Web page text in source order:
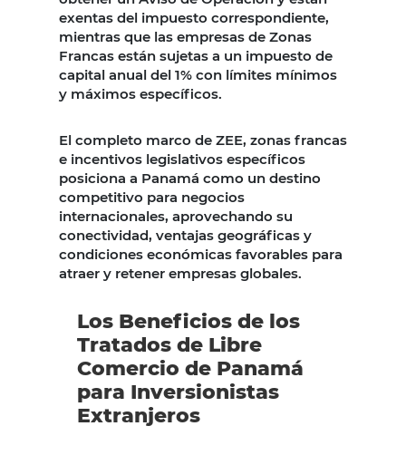
exentas del impuesto correspondiente,
mientras que las empresas de Zonas
Francas están sujetas a un impuesto de
capital anual del 1% con límites mínimos
y máximos específicos.
El completo marco de ZEE, zonas francas
e incentivos legislativos específicos
posiciona a Panamá como un destino
competitivo para negocios
internacionales, aprovechando su
conectividad, ventajas geográficas y
condiciones económicas favorables para
atraer y retener empresas globales.
Los Beneficios de los
Tratados de Libre
Comercio de Panamá
para Inversionistas
Extranjeros